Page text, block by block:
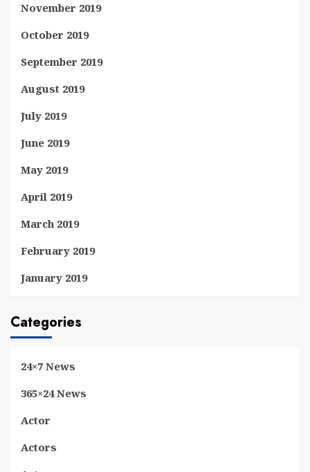
November 2019
October 2019
September 2019
August 2019
July 2019
June 2019
May 2019
April 2019
March 2019
February 2019
January 2019
Categories
24×7 News
365×24 News
Actor
Actors